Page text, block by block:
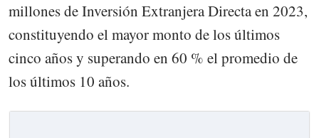
millones de Inversión Extranjera Directa en 2023,
constituyendo el mayor monto de los últimos
cinco años y superando en 60 % el promedio de
los últimos 10 años.